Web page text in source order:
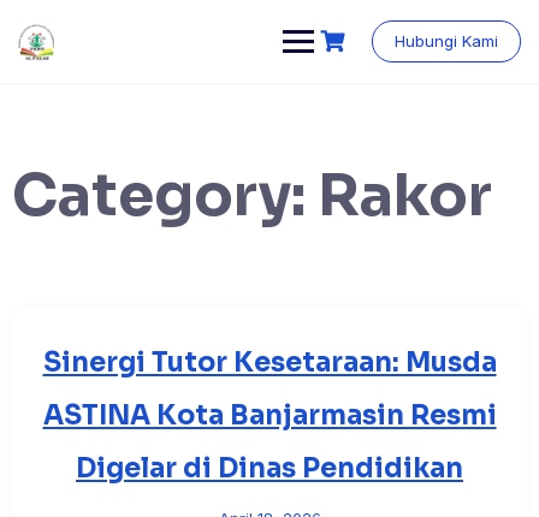
content
Hubungi Kami
Category: Rakor
Sinergi Tutor Kesetaraan: Musda
ASTINA Kota Banjarmasin Resmi
Digelar di Dinas Pendidikan